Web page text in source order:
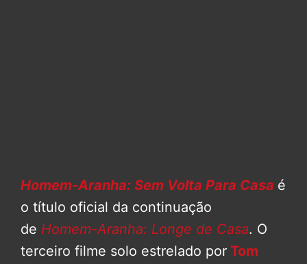
Homem-Aranha: Sem Volta Para Casa é
o título oficial da continuação
de Homem-Aranha: Longe de Casa. O
terceiro filme solo estrelado por Tom